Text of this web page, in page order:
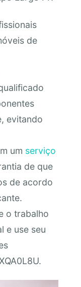
de
evitando
um serviço
de que
de acordo
o trabalho
e use seu